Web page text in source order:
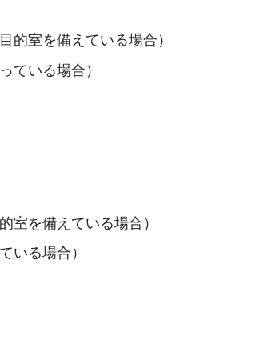
室を備えている場合）
いる場合）
室を備えている場合）
いる場合）